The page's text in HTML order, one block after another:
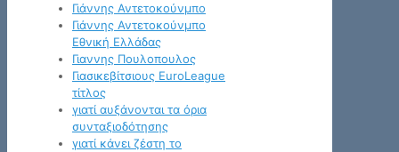
Γιάννης Αντετοκούνμπο
Γιάννης Αντετοκούνμπο
Εθνική Ελλάδας
Γιαννης Πουλοπουλος
Γιασικεβίτσιους EuroLeague
τίτλος
γιατί αυξάνονται τα όρια
συνταξιοδότησης
γιατί κάνει ζέστη το